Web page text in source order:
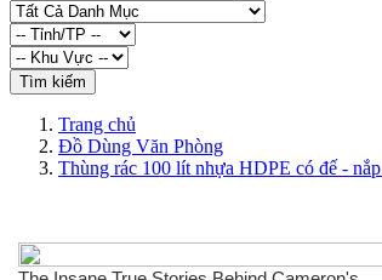
Trang chủ
Đồ Dùng Văn Phòng
Thùng rác 100 lít nhựa HDPE có đế -